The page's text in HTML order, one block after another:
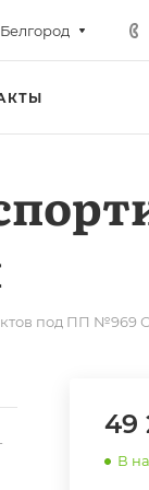
Белгород
под ПП №969
49
В